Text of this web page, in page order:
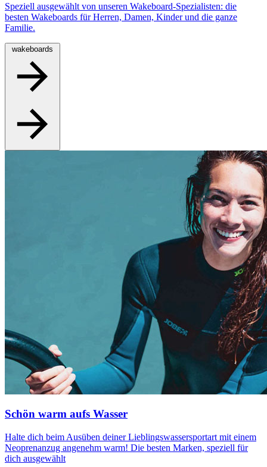
Speziell ausgewählt von unseren Wakeboard-Spezialisten: die
besten Wakeboards für Herren, Damen, Kinder und die ganze
Familie.
wakeboards
Schön warm aufs Wasser
Halte dich beim Ausüben deiner Lieblingswassersportart mit einem
Neoprenanzug angenehm warm! Die besten Marken, speziell für
dich ausgewählt